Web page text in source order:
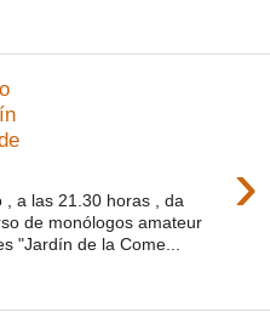
›
, a las 21.30 horas , da
de monólogos amateur
"Jardín de la Come...